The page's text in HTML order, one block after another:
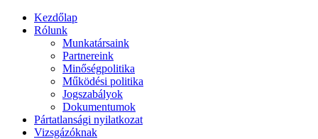
Kezdőlap
Rólunk
Munkatársaink
Partnereink
Minőségpolitika
Működési politika
Jogszabályok
Dokumentumok
Pártatlansági nyilatkozat
Vizsgázóknak